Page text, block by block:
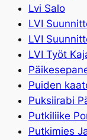
Lvi Salo
LVI
LVI
LVI Työt
Puiden
Puksiirabi
Putkiliike
Putkimies